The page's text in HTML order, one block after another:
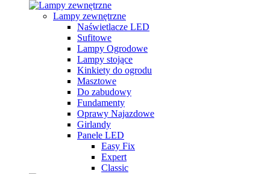
Lampy zewnętrzne
Naświetlacze LED
Sufitowe
Lampy Ogrodowe
Lampy stojące
Kinkiety do ogrodu
Masztowe
Do zabudowy
Fundamenty
Oprawy Najazdowe
Girlandy
Panele LED
Easy Fix
Expert
Classic